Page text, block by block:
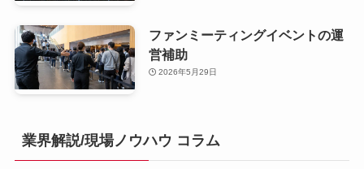
ファンミーティングイベントの運
営補助
2026年5月29日
業界解説/現場ノウハウ コラム